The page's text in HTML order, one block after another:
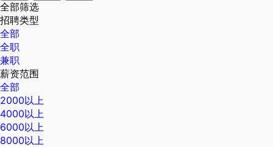
全部筛选
招聘类型
全部
全职
兼职
薪资范围
全部
2000以上
4000以上
6000以上
8000以上